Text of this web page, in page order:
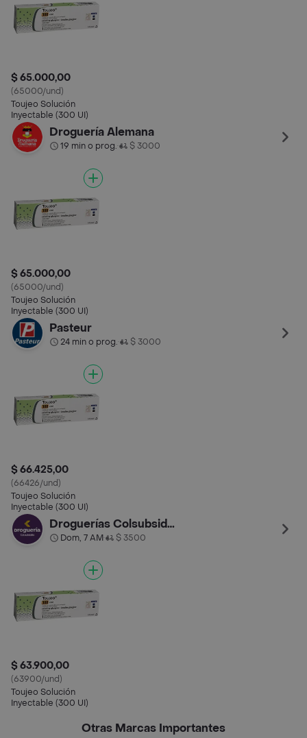
$ 65.000,00
(65000/und)
Toujeo Solución
Inyectable (300 UI)
Droguería Alemana
19 min o prog.• $ 3000
$ 65.000,00
(65000/und)
Toujeo Solución
Inyectable (300 UI)
Pasteur
24 min o prog.• $ 3000
$ 66.425,00
(66426/und)
Toujeo Solución
Inyectable (300 UI)
Droguerías Colsubsidio
Dom, 7 AM• $ 3500
$ 63.900,00
(63900/und)
Toujeo Solución
Inyectable (300 UI)
Otras Marcas Importantes